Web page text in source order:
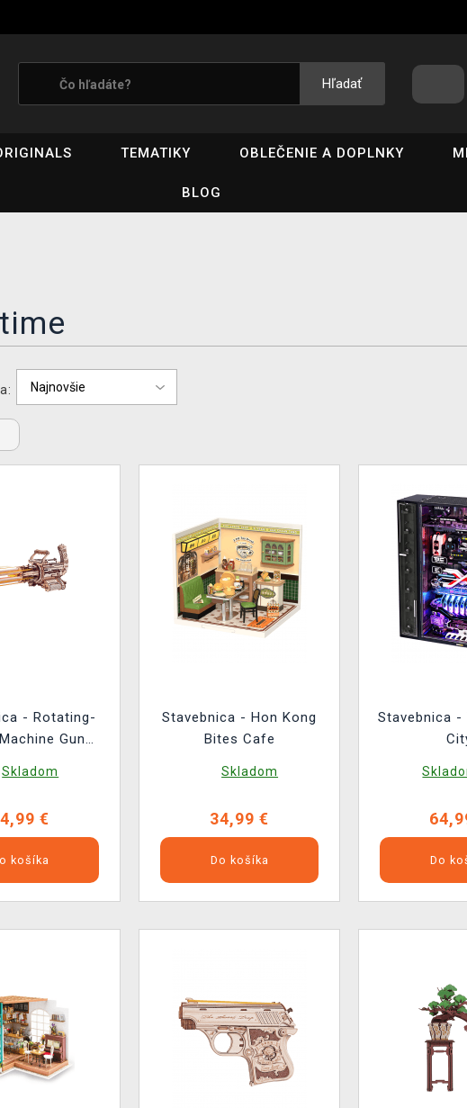
Hľadať
TEMATIKY OBLEČENIE A DOPLNKY
BLOG
- Rotating-
Gun
Skladom
€
košíka
Stavebnica - Hon Kong
Bites Cafe
Skladom
34,99 €
Do košíka
Stavebnica -
Do